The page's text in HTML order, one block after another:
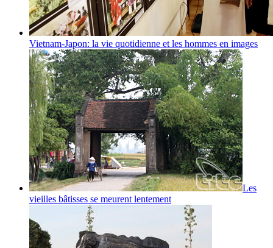
Vietnam-Japon: la vie quotidienne et les hommes en images
Les
vieilles bâtisses se meurent lentement